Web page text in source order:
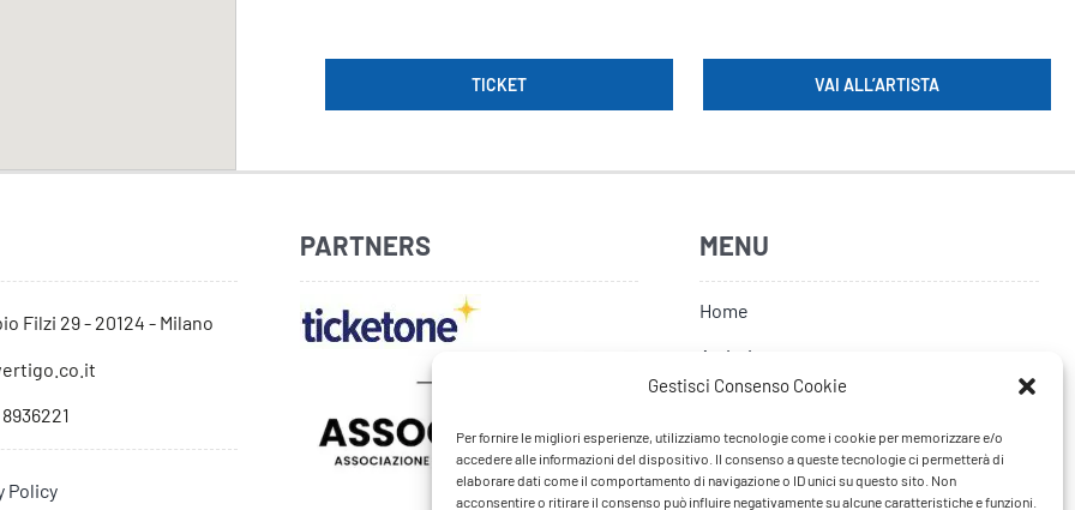
Gestisci Consenso Cookie
Per fornire le migliori esperienze, utilizziamo tecnologie come i cookie per memorizzare e/o
accedere alle informazioni del dispositivo. Il consenso a queste tecnologie ci permetterà di
elaborare dati come il comportamento di navigazione o ID unici su questo sito. Non
acconsentire o ritirare il consenso può influire negativamente su alcune caratteristiche e funzioni.
TICKET VAI ALL’ARTISTA
Filzi 29 - 20124 - Milano
Policy
PARTNERS MENU
Home
Artisti
Tour
FAQ